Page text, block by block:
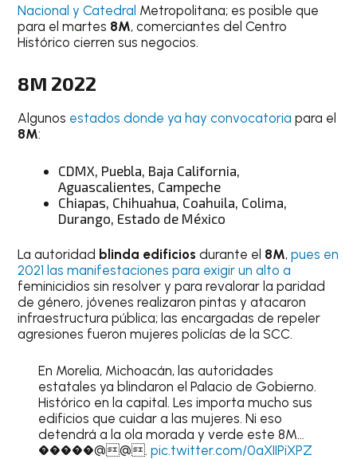
Nacional y Catedral Metropolitana; es posible que
para el martes 8M, comerciantes del Centro
Histórico cierren sus negocios.
8M 2022
Algunos estados donde ya hay convocatoria para el
8M:
CDMX, Puebla, Baja California,
Aguascalientes, Campeche
Chiapas, Chihuahua, Coahuila, Colima,
Durango, Estado de México
La autoridad blinda edificios durante el 8M,pues en
2021 las manifestaciones para exigir un alto a
feminicidios sin resolver y para revalorar la paridad
de género, jóvenes realizaron pintas y atacaron
infraestructura pública; las encargadas de repeler
agresiones fueron mujeres policías de la SCC.
En Morelia, Michoacán, las autoridades
estatales ya blindaron el Palacio de Gobierno.
Histórico en la capital. Les importa mucho sus
edificios que cuidar a las mujeres. Ni eso
detendrá a la ola morada y verde este 8M…
�����@@. pic.twitter.com/0aXIIPiXPZ